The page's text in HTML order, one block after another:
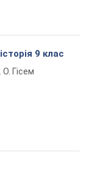
9 клас
Гісем